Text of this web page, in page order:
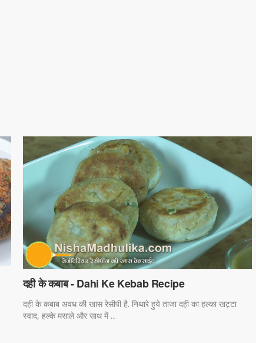
दही के कबाब - Dahi Ke Kebab Recipe
दही के कबाब अवध की खास रेसीपी है. निथारे हुये ताजा दही का हल्का खट्टा
स्वाद, हल्के मसाले और साथ में ...